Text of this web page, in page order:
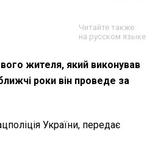
Читайте также
на русском языке
жителя, який виконував
роки він проведе за
України, передає